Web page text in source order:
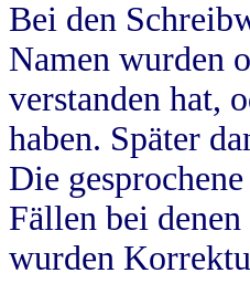
Bei den
Namen wurden
verstanden hat,
haben. Später
Die
Fällen bei
wurden